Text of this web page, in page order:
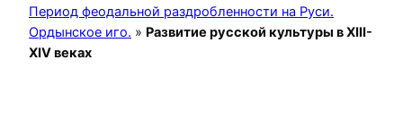
Период феодальной раздробленности на Руси.
Ордынское иго. » Развитие русской культуры в XIII-
XIV веках